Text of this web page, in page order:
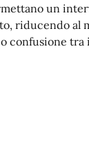
un
riducendo al
confusione tra